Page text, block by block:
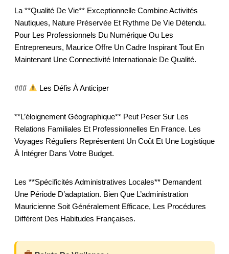
La **qualité De Vie** Exceptionnelle Combine Activités
Nautiques, Nature Préservée Et Rythme De Vie Détendu.
Pour Les Professionnels Du Numérique Ou Les
Entrepreneurs, Maurice Offre Un Cadre Inspirant Tout En
Maintenant Une Connectivité Internationale De Qualité.
### Les Défis À Anticiper
**L’éloignement Géographique** Peut Peser Sur Les
Relations Familiales Et Professionnelles En France. Les
Voyages Réguliers Représentent Un Coût Et Une Logistique
À Intégrer Dans Votre Budget.
Les **spécificités Administratives Locales** Demandent
Une Période D’adaptation. Bien Que L’administration
Mauricienne Soit Généralement Efficace, Les Procédures
Diffèrent Des Habitudes Françaises.